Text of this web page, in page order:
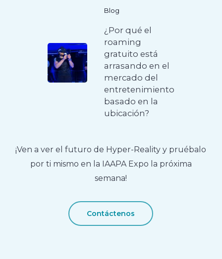
Blog
¿Por qué el
roaming
gratuito está
arrasando en el
mercado del
entretenimiento
basado en la
ubicación?
¡Ven a ver el futuro de Hyper-Reality y pruébalo
por ti mismo en la IAAPA Expo la próxima
semana!
Contáctenos